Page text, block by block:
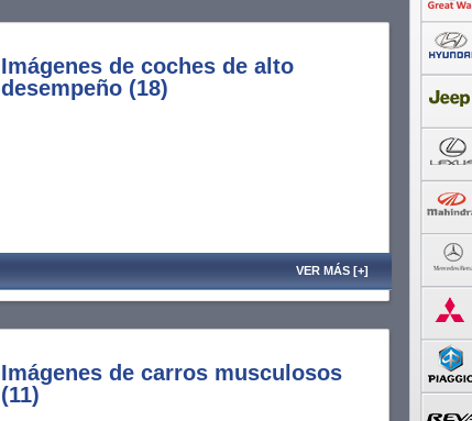
Imágenes de coches de alto
desempeño (18)
VER MÁS [+]
Imágenes de carros musculosos
(11)